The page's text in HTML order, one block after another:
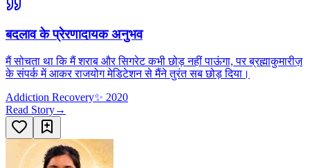
बदलाव के प्रेरणादायक अनुभव
मैं सोचता था कि मैं शराब और सिगरेट कभी छोड़ नहीं पाऊंगा, पर ब्रह्माकुमारीज़
के संपर्क में आकर राजयोग मेडिटेशन से मैंने तुरंत सब छोड़ दिया।
Addiction Recovery✨ 2020
Read Story→